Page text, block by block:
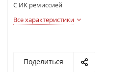
С ИК ремиссией
Все характеристики
Поделиться